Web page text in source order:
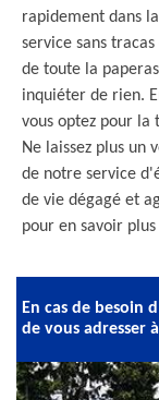
rapidement dans
service sans
de toute la
inquiéter de rien.
vous optez pour
Ne laissez plus un
de notre service
de vie dégagé et
pour en savoir plus
En cas de besoin
de vous adresser